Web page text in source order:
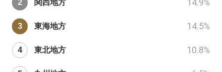
関西地方 14.9%
東海地方 14.5%
東北地方 10.8%